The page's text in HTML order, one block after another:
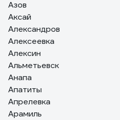
Азов
Аксай
Александров
Алексеевка
Алексин
Альметьевск
Анапа
Апатиты
Апрелевка
Арамиль